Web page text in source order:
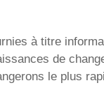
à titre
de
le plus